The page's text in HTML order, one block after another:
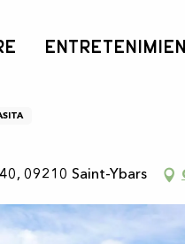
09210 Saint-Ybars